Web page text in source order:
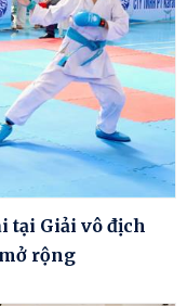
tại Giải vô địch
rộng